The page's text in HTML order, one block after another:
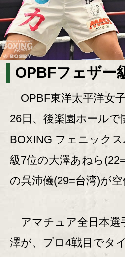
OPBFフェザー
OPBF東洋太平洋女
26日、後楽園ホール
BOXING フェニック
級7位の大澤あねら
の呉沛儀(29=台湾)が
アマチュア全日本選
澤が、プロ4戦目でタ